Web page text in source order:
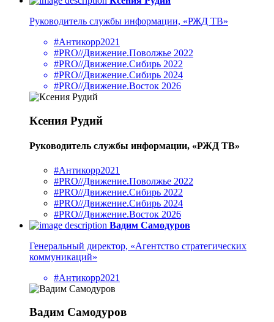
Руководитель службы информации, «РЖД ТВ»
#Антикорр2021
#PRO//Движение.Поволжье 2022
#PRO//Движение.Сибирь 2022
#PRO//Движение.Сибирь 2024
#PRO//Движение.Восток 2026
Ксения Рудий
Руководитель службы информации, «РЖД ТВ»
#Антикорр2021
#PRO//Движение.Поволжье 2022
#PRO//Движение.Сибирь 2022
#PRO//Движение.Сибирь 2024
#PRO//Движение.Восток 2026
Вадим Самодуров
Генеральный директор, «Агентство стратегических
коммуникаций»
#Антикорр2021
Вадим Самодуров